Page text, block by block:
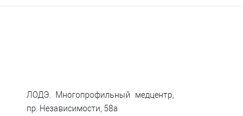
ЛОДЭ. Многопрофильный медцентр,
пр. Независимости, 58а